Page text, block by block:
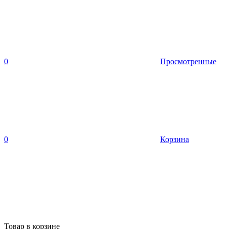
0 Просмотренные
0 Корзина
Товар в корзине